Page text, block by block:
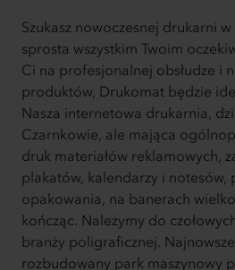
Szukasz nowoczesnej drukarni
sprosta wszystkim Twoim
Ci na profesjonalnej obsłudze i
produktów, Drukomat będzie
Nasza internetowa drukarnia,
Czarnkowie, ale mająca
druk materiałów reklamowych,
plakatów, kalendarzy i notesów,
opakowania, na banerach
kończąc. Należymy do
branży poligraficznej.
rozbudowany park maszynowy